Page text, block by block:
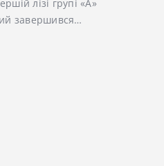
лізі групі «А»
завершився…